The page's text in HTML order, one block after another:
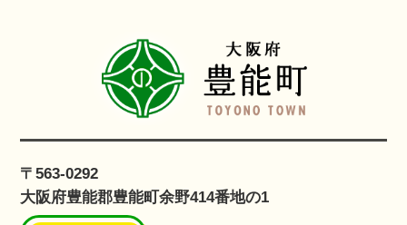
〒563-0292
大阪府豊能郡豊能町余野414番地の1